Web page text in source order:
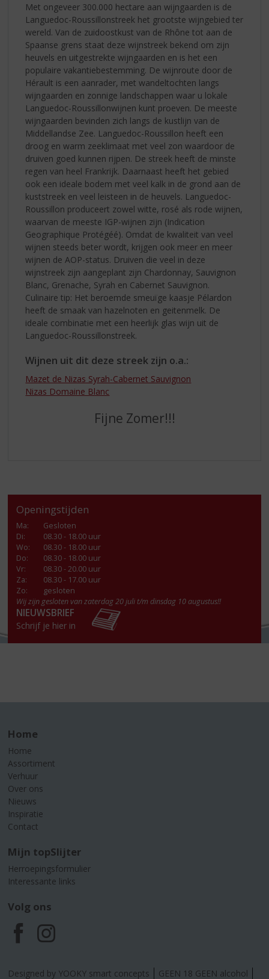
Met ongeveer 300.000 hectare aan wijngaarden is de
Languedoc-Roussillonstreek het grootste wijngebied ter
wereld. Van de zuidoostkust van de Rhône tot aan de
Spaanse grens staat deze wijnstreek bekend om zijn
heuvels en uitgestrekte wijngaarden en is het een
populaire vakantiebestemming. De wijnroute door de
Hérault is een aanrader, met wandeltochten langs
wijngaarden en zonnige landschappen waar u lokale
Languedoc-Roussillonwijnen kunt proeven. De meeste
wijngaarden bevinden zich langs de kustlijn van de
Middellandse Zee. Languedoc-Roussillon heeft een
droog en warm zeeklimaat met veel zon waardoor de
druiven goed kunnen rijpen. De streek heeft de minste
regen van heel Frankrijk. Daarnaast heeft het gebied
ook een ideale bodem met veel kalk in de grond aan de
kuststreek en veel leisteen in de heuvels. Languedoc-
Roussillon produceert zowel witte, rosé als rode wijnen,
waarvan de meeste IGP-wijnen zijn (Indication
Geographique Protégéé). Omdat de kwaliteit van veel
wijnen steeds beter wordt, krijgen ook meer en meer
wijnen de AOP-status. Druiven die veel in deze
wijnstreek zijn aangeplant zijn Chardonnay, Sauvignon
Blanc, Grenache, Syrah en Cabernet Sauvignon.
Culinaire tip: Het beroemde smeuïge kaasje Pélardon
heeft de smaak van hazelnoten en geitenmelk. De
ideale combinatie met een heerlijk glas wijn uit de
Languedoc-Roussillonstreek.
Wijnen uit dit deze streek zijn o.a.:
Mazet de Nizas Syrah-Cabernet Sauvignon
Nizas Domaine Blanc
Fijne Zomer!!!
Openingstijden
Ma:
Gesloten
Di:
08.30 - 18.00 uur
Wo:
08.30 - 18.00 uur
Do:
08.30 - 18.00 uur
Vr:
08.30 - 20.00 uur
Za:
08.30 - 17.00 uur
Zo:
gesloten
Wij zijn gesloten van zaterdag 20 juli t/m dinsdag 10 augustus!!
NIEUWSBRIEF
Schrijf je hier in
Home
Home
Assortiment
Verhuur
Over ons
Nieuws
Inspiratie
Contact
Mijn topSlijter
Herroepingsformulier
Interessante links
Volg ons
F
a
I
n
Designed by YOOKY smart concepts GEEN 18 GEEN alcohol